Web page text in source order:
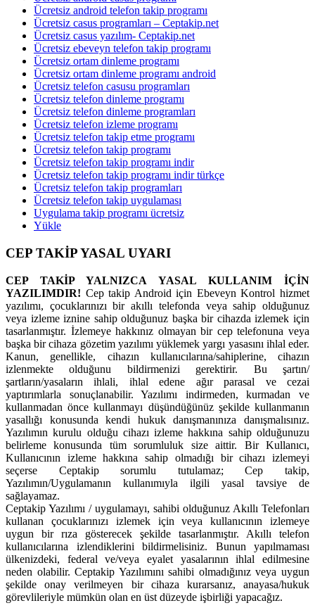
Ücretsiz android telefon takip programı
Ücretsiz casus programları – Ceptakip.net
Ücretsiz casus yazılım- Ceptakip.net
Ücretsiz ebeveyn telefon takip programı
Ücretsiz ortam dinleme programı
Ücretsiz ortam dinleme programı android
Ücretsiz telefon casusu programları
Ücretsiz telefon dinleme programı
Ücretsiz telefon dinleme programları
Ücretsiz telefon izleme programı
Ücretsiz telefon takip etme programı
Ücretsiz telefon takip programı
Ücretsiz telefon takip programı indir
Ücretsiz telefon takip programı indir türkçe
Ücretsiz telefon takip programları
Ücretsiz telefon takip uygulaması
Uygulama takip programı ücretsiz
Yükle
CEP TAKİP YASAL UYARI
CEP TAKİP YALNIZCA YASAL KULLANIM İÇİN
YAZILIMDIR! Cep takip Android için Ebeveyn Kontrol hizmet
yazılımı, çocuklarınızı bir akıllı telefonda veya sahip olduğunuz
veya izleme iznine sahip olduğunuz başka bir cihazda izlemek için
tasarlanmıştır. İzlemeye hakkınız olmayan bir cep telefonuna veya
başka bir cihaza gözetim yazılımı yüklemek yargı yasasını ihlal eder.
Kanun, genellikle, cihazın kullanıcılarına/sahiplerine, cihazın
izlenmekte olduğunu bildirmenizi gerektirir. Bu şartın/
şartların/yasaların ihlali, ihlal edene ağır parasal ve cezai
yaptırımlarla sonuçlanabilir. Yazılımı indirmeden, kurmadan ve
kullanmadan önce kullanmayı düşündüğünüz şekilde kullanmanın
yasallığı konusunda kendi hukuk danışmanınıza danışmalısınız.
Yazılımın kurulu olduğu cihazı izleme hakkına sahip olduğunuzu
belirleme konusunda tüm sorumluluk size aittir. Bir Kullanıcı,
Kullanıcının izleme hakkına sahip olmadığı bir cihazı izlemeyi
seçerse Ceptakip sorumlu tutulamaz; Cep takip,
Yazılımın/Uygulamanın kullanımıyla ilgili yasal tavsiye de
sağlayamaz.
Ceptakip Yazılımı / uygulamayı, sahibi olduğunuz Akıllı Telefonları
kullanan çocuklarınızı izlemek için veya kullanıcının izlemeye
uygun bir rıza gösterecek şekilde tasarlanmıştır. Akıllı telefon
kullanıcılarına izlendiklerini bildirmelisiniz. Bunun yapılmaması
ülkenizdeki, federal ve/veya eyalet yasalarının ihlal edilmesine
neden olabilir. Ceptakip Yazılımını sahibi olmadığınız veya uygun
şekilde onay verilmeyen bir cihaza kurarsanız, anayasa/hukuk
görevlileriyle mümkün olan en üst düzeyde işbirliği yapacağız.